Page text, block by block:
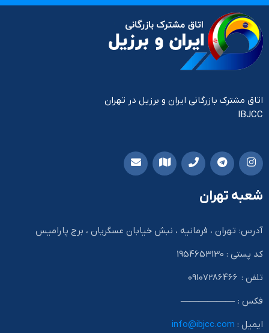
اتاق مشترک بازرگانی ایران و برزیل در تهران
IBJCC
شعبه تهران
آدرس: تهران ، فرمانیه ، نبش خیابان عسگریان ، برج پارامیس
کد پستی : 1954653130
تلفن : 09107286466
فکس : ——————
ایمیل : info@ibjcc.com